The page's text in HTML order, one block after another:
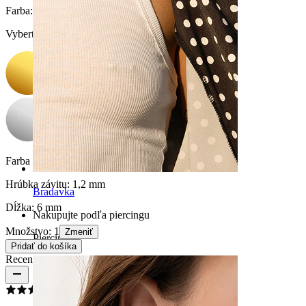
Bradavka
Nakupujte podľa piercingu
Piercings
Farba:
Vyberte Farba
Farba kamienka: Priesvitná
Hrúbka závitu: 1,2 mm
Dĺžka: 6 mm
Množstvo: 1
Zmeniť
Pridať do košíka
Recenzie produktu